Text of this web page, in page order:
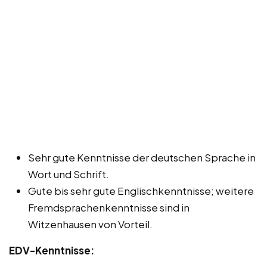
Sehr gute Kenntnisse der deutschen Sprache in
Wort und Schrift.
Gute bis sehr gute Englischkenntnisse; weitere
Fremdsprachenkenntnisse sind in
Witzenhausen von Vorteil.
EDV-Kenntnisse: